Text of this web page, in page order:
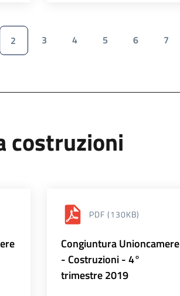
2 3 4 5 6 7
costruzioni
PDF (130KB)
Congiuntura Unioncamere
- Costruzioni - 4°
trimestre 2019